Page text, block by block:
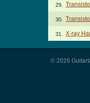
29.
30.
31. X-ray
© 2026